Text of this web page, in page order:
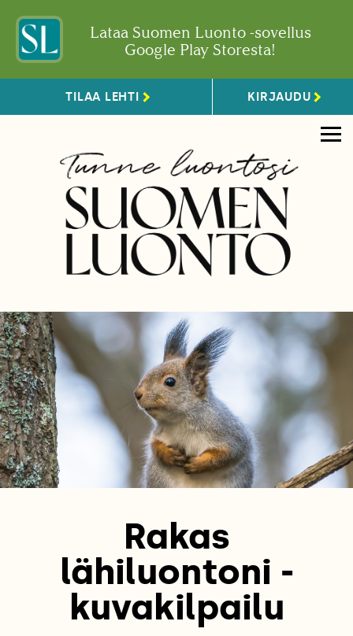
Lataa Suomen Luonto -sovellus
Google Play Storesta!
TILAA LEHTI KIRJAUDU
Rakas
lähiluontoni -
kuvakilpailu